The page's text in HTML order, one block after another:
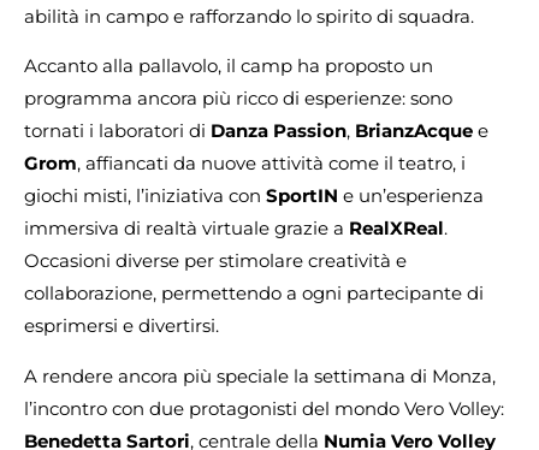
abilità in campo e rafforzando lo spirito di squadra.
Accanto alla pallavolo, il camp ha proposto un
programma ancora più ricco di esperienze: sono
tornati i laboratori di Danza Passion, BrianzAcque e
Grom, affiancati da nuove attività come il teatro, i
giochi misti, l’iniziativa con SportIN e un’esperienza
immersiva di realtà virtuale grazie a RealXReal.
Occasioni diverse per stimolare creatività e
collaborazione, permettendo a ogni partecipante di
esprimersi e divertirsi.
A rendere ancora più speciale la settimana di Monza,
l’incontro con due protagonisti del mondo Vero Volley:
Benedetta Sartori, centrale della Numia Vero Volley